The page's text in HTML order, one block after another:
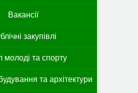
Вакансії
закупівлі
молоді та спорту
та архітектури